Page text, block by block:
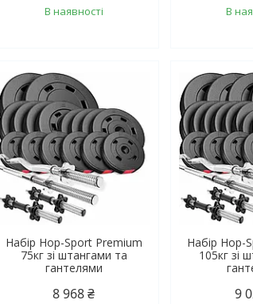
В наявності В
Набір Hop-Sport Premium
75кг зі штангами та
гантелями
8 968 ₴
Набір Hop-
105кг зі
9